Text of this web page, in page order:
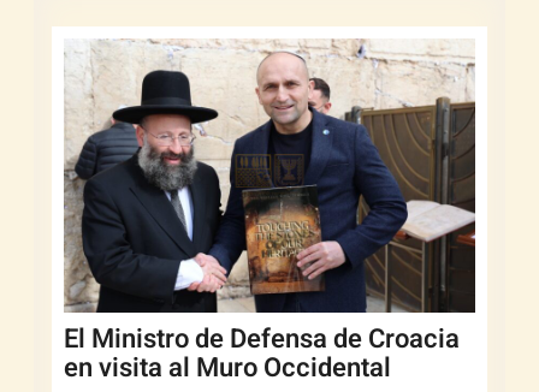
El Ministro de Defensa de Croacia
en visita al Muro Occidental